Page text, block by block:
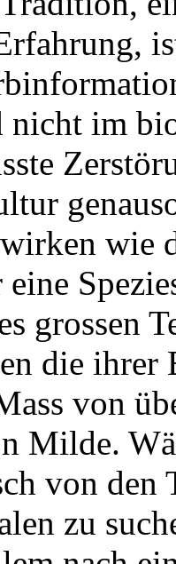
nicht im
wie
grossen
die ihrer
von
Milde.
von den
zu